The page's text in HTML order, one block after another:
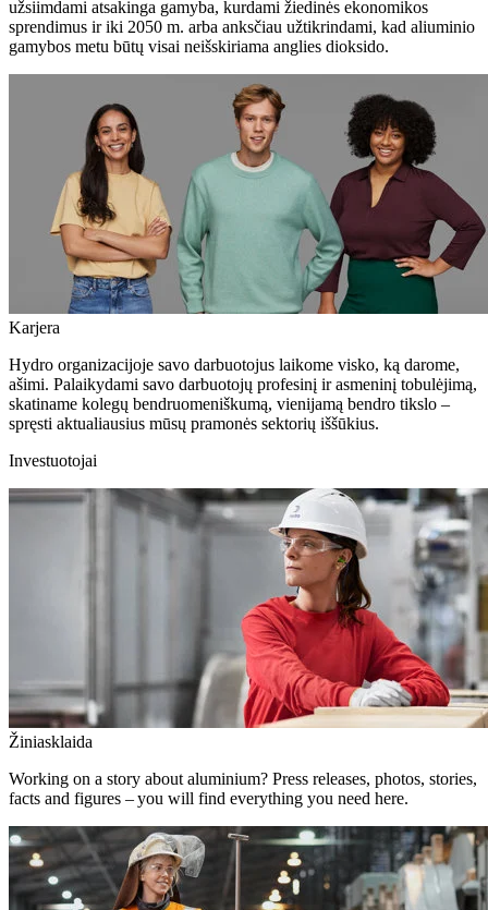
užsiimdami atsakinga gamyba, kurdami žiedinės ekonomikos
sprendimus ir iki 2050 m. arba anksčiau užtikrindami, kad aliuminio
gamybos metu būtų visai neišskiriama anglies dioksido.
Karjera
Hydro organizacijoje savo darbuotojus laikome visko, ką darome,
ašimi. Palaikydami savo darbuotojų profesinį ir asmeninį tobulėjimą,
skatiname kolegų bendruomeniškumą, vienijamą bendro tikslo –
spręsti aktualiausius mūsų pramonės sektorių iššūkius.
Investuotojai
Žiniasklaida
Working on a story about aluminium? Press releases, photos, stories,
facts and figures – you will find everything you need here.